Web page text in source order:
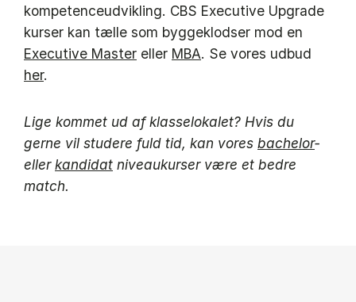
kompetenceudvikling. CBS Executive Upgrade
kurser kan tælle som byggeklodser mod en
Executive Master eller MBA. Se vores udbud
her.
Lige kommet ud af klasselokalet? Hvis du
gerne vil studere fuld tid, kan vores bachelor‑
ellerkandidat niveaukurser være et bedre
match.